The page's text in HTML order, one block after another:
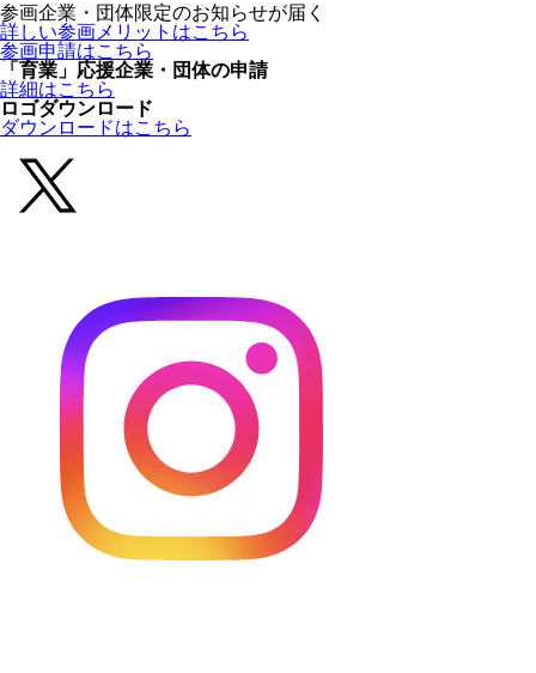
参画企業・団体限定のお知らせが届く
詳しい参画メリットはこちら
参画申請はこちら
「育業」応援企業・団体の申請
詳細はこちら
ロゴダウンロード
ダウンロードはこちら